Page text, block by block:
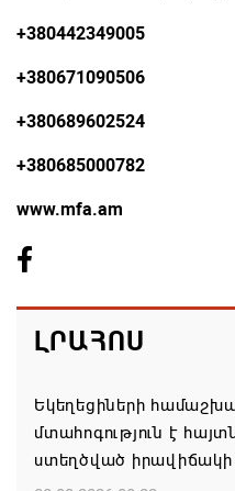
+380442349005
+380671090506
+380689602524
+380685000782
www.mfa.am
ԼՐԱՀՈՍ
Եկեղեցիների
մտահոգություն է
ստեղծված